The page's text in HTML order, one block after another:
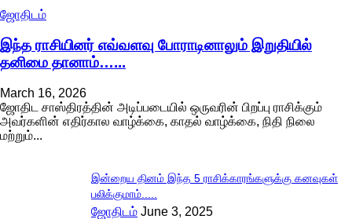
ஜோதிடம்
இந்த ராசியினர் எவ்வளவு போராடினாலும் இறுதியில்
தனிமை தானாம்…...
March 16, 2026
ஜோதிட சாஸ்திரத்தின் அடிப்படையில் ஒருவரின் பிறப்பு ராசிக்கும்
அவர்களின் எதிர்கால வாழ்க்கை, காதல் வாழ்க்கை, நிதி நிலை
மற்றும்...
இன்றைய தினம் இந்த 5 ராசிக்காரங்களுக்கு கனவுகள்
பலிக்குமாம்.....
ஜோதிடம் June 3, 2025